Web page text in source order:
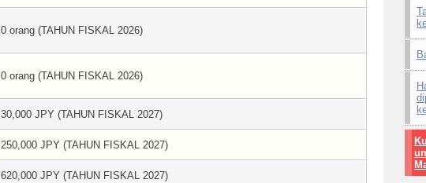
0 orang (TAHUN FISKAL 2026)
0 orang (TAHUN FISKAL 2026)
30,000 JPY (TAHUN FISKAL 2027)
250,000 JPY (TAHUN FISKAL 2027)
620,000 JPY (TAHUN FISKAL 2027)